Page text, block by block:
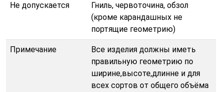
Не допускается
Гниль, червоточина, обзол
(кроме карандашных не
портящие геометрию)
Примечание
Все изделия должны иметь
правильную геометрию по
ширине,высоте,длинне и для
всех сортов от общего объёма